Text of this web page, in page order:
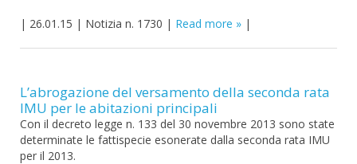
| 26.01.15 | Notizia n. 1730 | Read more |
L’abrogazione del versamento della seconda rata
IMU per le abitazioni principali
Con il decreto legge n. 133 del 30 novembre 2013 sono state
determinate le fattispecie esonerate dalla seconda rata IMU
per il 2013.